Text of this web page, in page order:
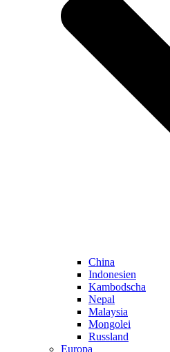
China
Indonesien
Kambodscha
Nepal
Malaysia
Mongolei
Russland
Europa